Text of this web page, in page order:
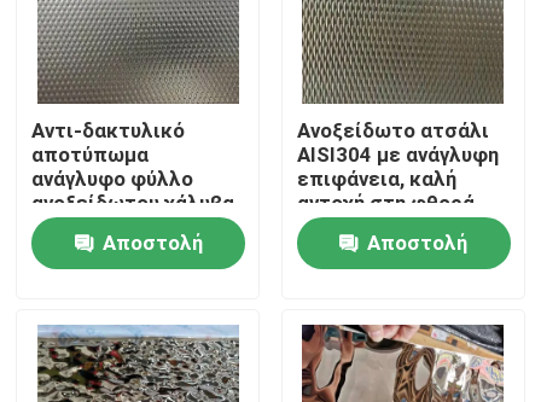
Σπίτι
Βίντεο
Αντι-δακτυλικό
αποτύπωμα
ανάγλυφο φύλλο
ανοξείδωτου χάλυβα
AISI304 με πάχος 0,4
- 3,0 mm για
αρχιτεκτονικές
Αποστολή
Ανοξείδωτο ατσάλι
AISI304 με ανάγλυφη
επιφάνεια, καλή
αντοχή στη φθορά
και ανάγλυφη
επιφάνεια για
διακοσμητικές
Αποστολή